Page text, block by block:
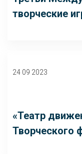
творческие
24 09 2023
«Театр
Творческого